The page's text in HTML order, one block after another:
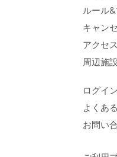
ルール
キャン
アクセス
周辺施設
ログイ
よくあ
お問い